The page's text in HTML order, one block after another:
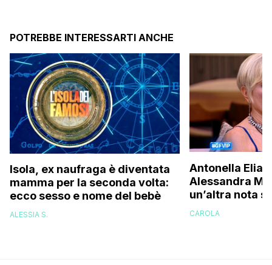
POTREBBE INTERESSARTI ANCHE
Isola, ex naufraga è diventata
mamma per la seconda volta:
ecco sesso e nome del bebè
ALESSIA S.
Antonella Elia
Alessandra
un’altra nota
una bella
CAROLA